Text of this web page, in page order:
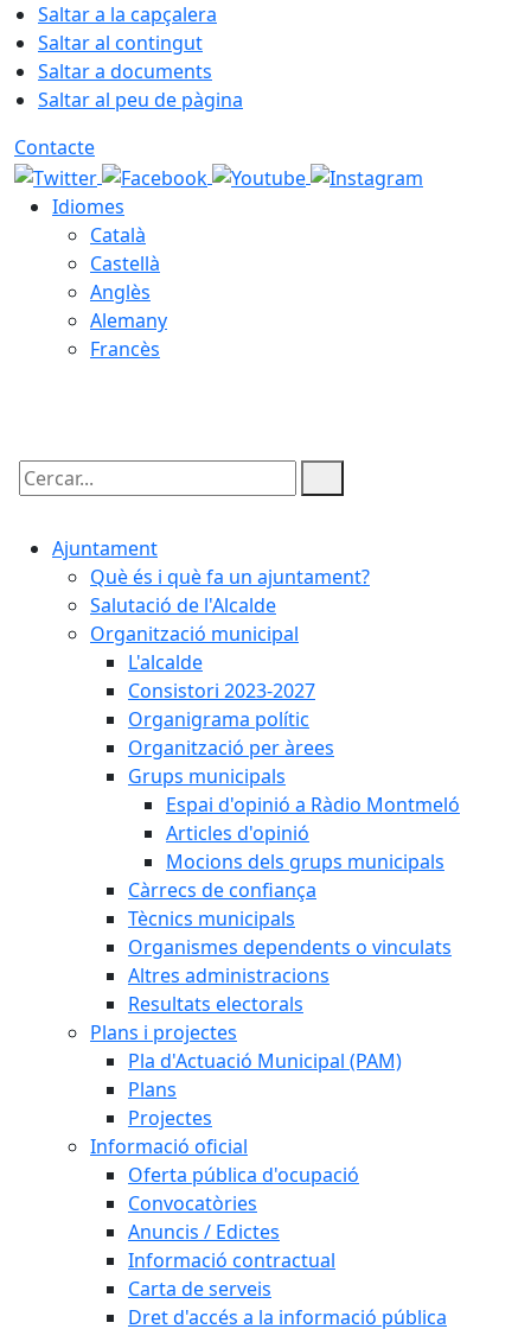
Saltar a la capçalera
Saltar al contingut
Saltar a documents
Saltar al peu de pàgina
Contacte
Idiomes
Català
Castellà
Anglès
Alemany
Francès
Cercar:
Ajuntament
Què és i què fa un ajuntament?
Salutació de l'Alcalde
Organització municipal
L'alcalde
Consistori 2023-2027
Organigrama polític
Organització per àrees
Grups municipals
Espai d'opinió a Ràdio Montmeló
Articles d'opinió
Mocions dels grups municipals
Càrrecs de confiança
Tècnics municipals
Organismes dependents o vinculats
Altres administracions
Resultats electorals
Plans i projectes
Pla d'Actuació Municipal (PAM)
Plans
Projectes
Informació oficial
Oferta pública d'ocupació
Convocatòries
Anuncis / Edictes
Informació contractual
Carta de serveis
Dret d'accés a la informació pública